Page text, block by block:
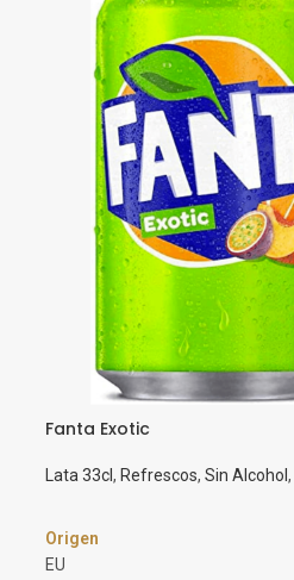
Fanta Exotic
Lata 33cl, Refrescos, Sin Alcohol ,
Origen
EU